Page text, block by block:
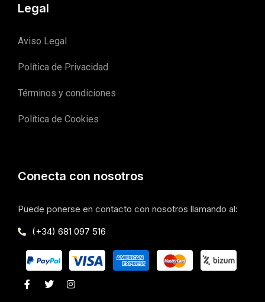
Legal
Aviso Legal
Política de Privacidad
Términos y condiciones
Política de Cookies
Conecta con nosotros
Puede ponerse en contacto con nosotros llamando al:
(+34) 681 097 516